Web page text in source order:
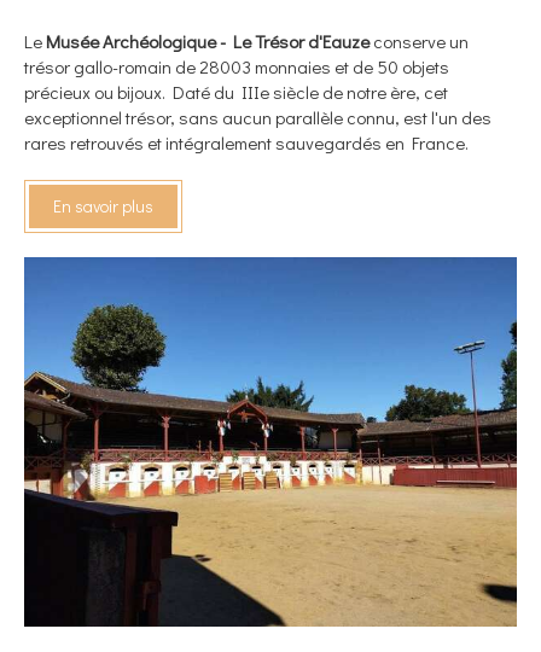
Le Musée Archéologique - Le Trésor d'Eauzeconserve un
trésor gallo-romain de 28003 monnaies et de 50 objets
précieux ou bijoux. Daté du IIIe siècle de notre ère, cet
exceptionnel trésor, sans aucun parallèle connu, est l'un des
rares retrouvés et intégralement sauvegardés en France.
En savoir plus